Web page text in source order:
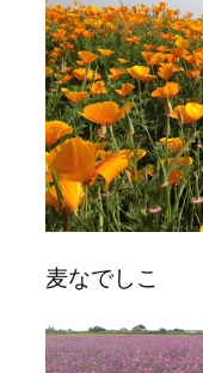
麦なでしこ